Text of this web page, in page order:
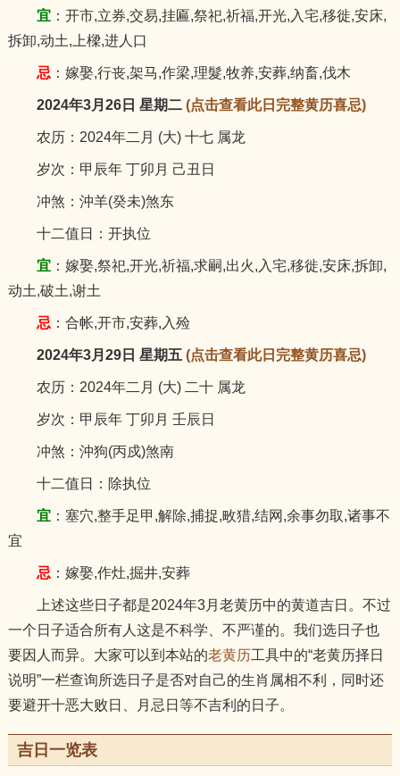
宜：开市,立券,交易,挂匾,祭祀,祈福,开光,入宅,移徙,安床,
拆卸,动土,上樑,进人口
忌 ：嫁娶,行丧,架马,作梁,理髮,牧养,安葬,纳畜,伐木
2024年3月26日 星期二 (点击查看此日完整黄历喜忌)
农历：2024年二月 (大) 十七 属龙
岁次：甲辰年 丁卯月 己丑日
冲煞：沖羊(癸未)煞东
十二值日：开执位
宜：嫁娶,祭祀,开光,祈福,求嗣,出火,入宅,移徙,安床,拆卸,
动土,破土,谢土
忌 ：合帐,开市,安葬,入殓
2024年3月29日 星期五 (点击查看此日完整黄历喜忌)
农历：2024年二月 (大) 二十 属龙
岁次：甲辰年 丁卯月 壬辰日
冲煞：沖狗(丙戍)煞南
十二值日：除执位
宜：塞穴,整手足甲,解除,捕捉,畋猎,结网,余事勿取,诸事不
宜
忌 ：嫁娶,作灶,掘井,安葬
上述这些日子都是2024年3月老黄历中的黄道吉日。不过
一个日子适合所有人这是不科学、不严谨的。我们选日子也
要因人而异。大家可以到本站的老黄历工具中的“老黄历择日
说明”一栏查询所选日子是否对自己的生肖属相不利，同时还
要避开十恶大败日、月忌日等不吉利的日子。
吉日一览表